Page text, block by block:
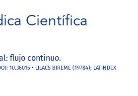
Científica
flujo continuo.
10.36015 • LILACS BIREME (19784); LATINDEX